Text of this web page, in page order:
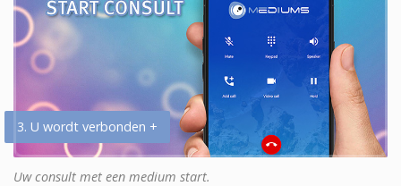
3. U wordt verbonden +
Uw consult met een medium start.